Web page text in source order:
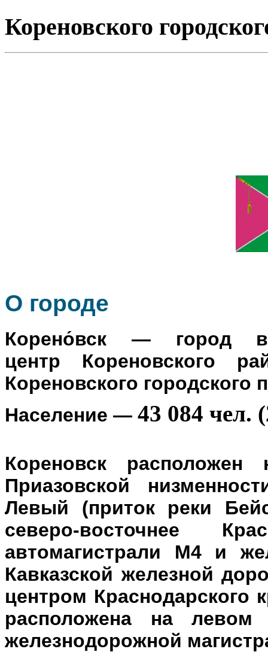
Кореновского
О городе
Корено́вск — город в
центр Кореновского
Кореновского городского
Население — 43 084 чел.
Кореновск
Приазовской
Левый (приток реки
северо-восточнее
автомагистрали М4 и
Кавказской железной
центром Краснодарского
расположена на левом
железнодорожной